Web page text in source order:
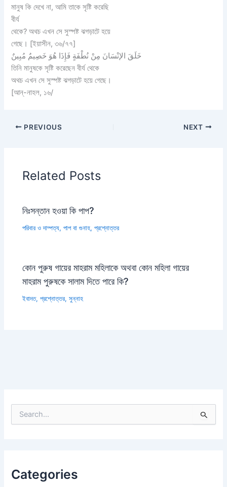
মানুষ কি দেখে না, আমি তাকে সৃষ্টি করেছি
বীর্য
থেকে? অথচ এখন সে সুস্পষ্ট ঝগড়াটে হয়ে
গেছে। [ইয়াসীন, ৩৬/৭৭]
ﺧَﻠَﻖَ ﺍﻹﻧْﺴَﺎﻥَ ﻣِﻦْ ﻧُﻄْﻔَﺔٍ ﻓَﺈِﺫَﺍ ﻫُﻮَ ﺧَﺼِﻴﻢٌ ﻣُﺒِﻴﻦٌ
তিনি মানুষকে সৃষ্টি করেছেন বীর্য থেকে
অথচ এখন সে সুস্পষ্ট ঝগড়াটে হয়ে গেছে।
[আন্-নাহল, ১৬/⁠⁠⁠⁠
PREVIOUS NEXT
Related Posts
নিঃসন্তান হওয়া কি পাপ?
পরিবার ও দাম্পত্য,পাপ বা গুনাহ,প্রশ্নোত্তর
কোন পুরুষ গায়ের মাহরাম মহিলাকে অথবা কোন মহিলা গায়ের
মাহরাম পুরুষকে সালাম দিতে পারে কি?
ইবাদত,প্রশ্নোত্তর,সুন্নাহ
e
fCategories